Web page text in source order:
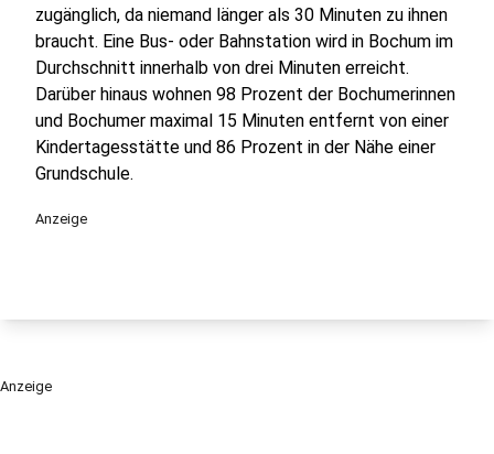
zugänglich, da niemand länger als 30 Minuten zu ihnen
braucht. Eine Bus- oder Bahnstation wird in Bochum im
Durchschnitt innerhalb von drei Minuten erreicht.
Darüber hinaus wohnen 98 Prozent der Bochumerinnen
und Bochumer maximal 15 Minuten entfernt von einer
Kindertagesstätte und 86 Prozent in der Nähe einer
Grundschule.
Anzeige
Anzeige